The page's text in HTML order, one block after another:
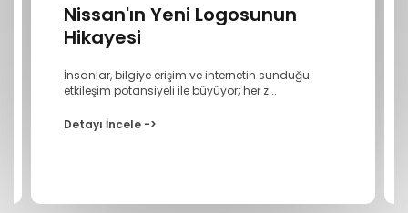
Nissan'ın Yeni Logosunun
Hikayesi
İnsanlar, bilgiye erişim ve internetin sunduğu
etkileşim potansiyeli ile büyüyor; her z...
Detayı İncele ->